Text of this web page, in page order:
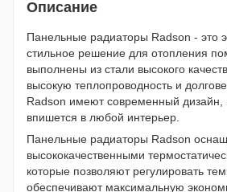
Описание
Панельные радиаторы Radson - это
стильное решение для отопления
выполнены из стали высокого
высокую теплопроводность и
Radson имеют современный дизайн,
впишется в любой интерьер.
Панельные радиаторы Radson
высококачественными
которые позволяют регулировать
обеспечивают максимальную